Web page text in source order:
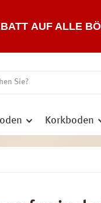
AUF ALLE
Korkboden